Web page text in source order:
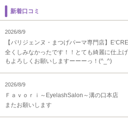
新着口コミ
2026/8/9
【パリジェンヌ・まつげパーマ専門店】
全くしみなかったです！！とても綺麗に仕上
もよろしくお願いしますーーーっ！(^_^)
2026/8/9
Ｆａｖｏｒｉ～EyelashSalon～溝の口本店
またお願いします